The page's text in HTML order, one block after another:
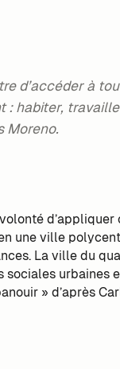
d’accéder à
habiter,
Moreno.
une ville
La ville du
urbaines
» d’après